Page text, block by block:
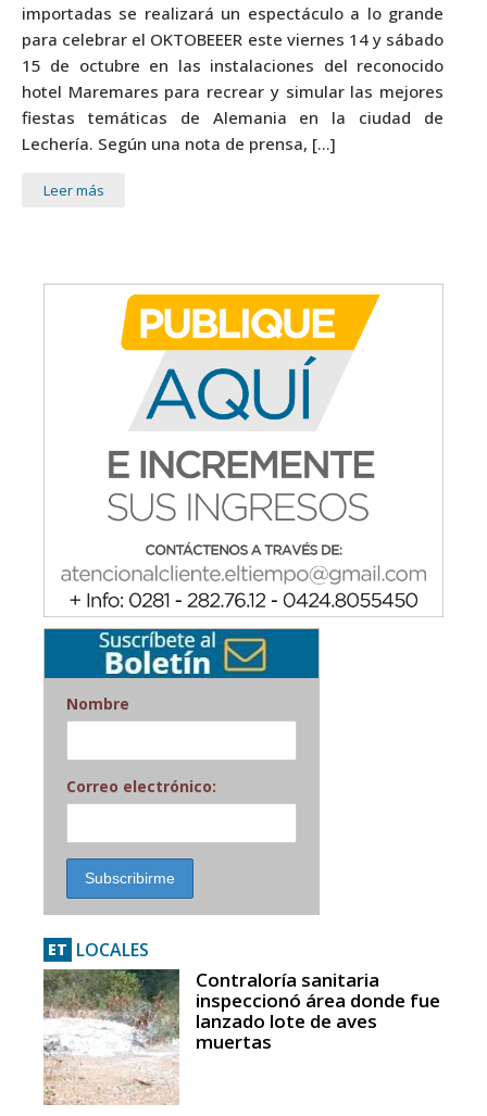
importadas se realizará un espectáculo a lo grande
para celebrar el OKTOBEEER este viernes 14 y sábado
15 de octubre en las instalaciones del reconocido
hotel Maremares para recrear y simular las mejores
fiestas temáticas de Alemania en la ciudad de
Lechería. Según una nota de prensa, […]
Leer más
Nombre
Correo electrónico:
ET LOCALES
Contraloría sanitaria
inspeccionó área donde fue
lanzado lote de aves
muertas